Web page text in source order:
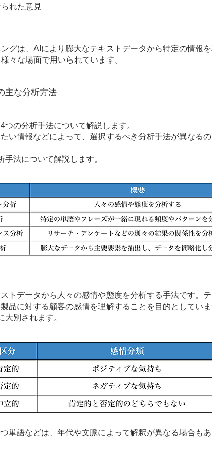
れた意見
グは、AIにより膨大なテキストデータから特定の情報
々な場面で用いられています。
主な分析方法
の分析手法について解説します。
い情報などによって、選択するべき分析手法が異なる
法について解説します。
トデータから人々の感情や態度を分析する手法です。
品に対する顧客の感情を理解することを目的としてい
別されます。
単語などは、年代や文脈によって解釈が異なる場合も